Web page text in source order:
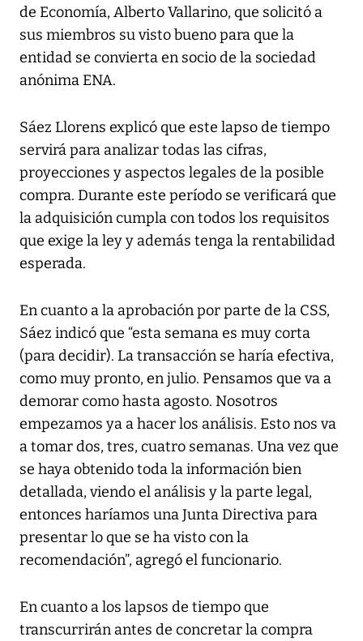
de Economía, Alberto Vallarino, que solicitó a
sus miembros su visto bueno para que la
entidad se convierta en socio de la sociedad
anónima ENA.
Sáez Llorens explicó que este lapso de tiempo
servirá para analizar todas las cifras,
proyecciones y aspectos legales de la posible
compra. Durante este período se verificará que
la adquisición cumpla con todos los requisitos
que exige la ley y además tenga la rentabilidad
esperada.
En cuanto a la aprobación por parte de la CSS,
Sáez indicó que “esta semana es muy corta
(para decidir). La transacción se haría efectiva,
como muy pronto, en julio. Pensamos que va a
demorar como hasta agosto. Nosotros
empezamos ya a hacer los análisis. Esto nos va
a tomar dos, tres, cuatro semanas. Una vez que
se haya obtenido toda la información bien
detallada, viendo el análisis y la parte legal,
entonces haríamos una Junta Directiva para
presentar lo que se ha visto con la
recomendación”, agregó el funcionario.
En cuanto a los lapsos de tiempo que
transcurrirán antes de concretar la compra